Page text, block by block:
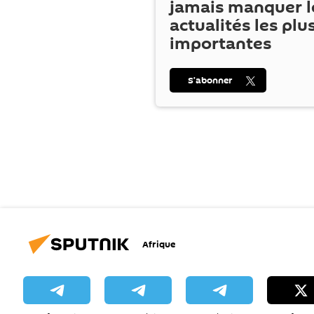
jamais manquer
actualités les
importantes
S’abonner
Afrique